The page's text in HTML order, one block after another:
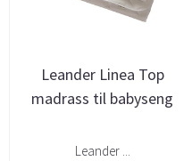
Leander Linea Top
madrass til babyseng
Leander ...